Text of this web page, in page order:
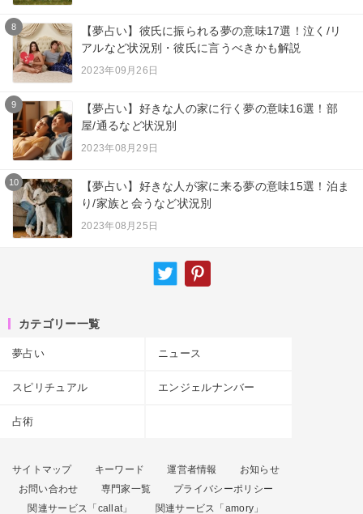
8
【夢占い】彼氏に振られる夢の意味17選！泣く/リ
アルなど状況別・彼氏に言うべきかも解説
2023年09月26日
9
【夢占い】好きな人の家に行く夢の意味16選！部
屋/通るなど状況別
2023年08月29日
10
【夢占い】好きな人が家に来る夢の意味15選！泊ま
り/家族と会うなど状況別
2023年08月25日
カテゴリー一覧
夢占い ニュース
スピリチュアル エンジェルナンバー
占術
サイトマップ キーワード 運営者情報
お知らせ
お問い合わせ
専門家一覧
プライバシーポリシー
関連サービス「callat」
関連サービス「amory」